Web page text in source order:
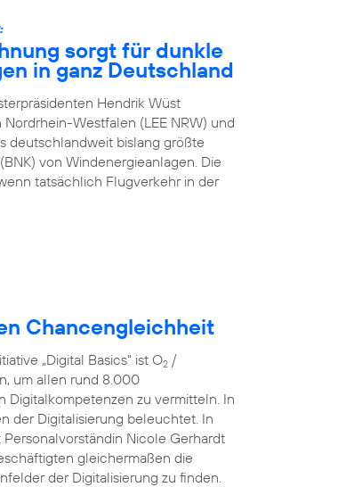
sorgt für dunkle
in ganz Deutschland
Hendrik Wüst
Westfalen (LEE NRW) und
deutschlandweit bislang größte
von Windenergieanlagen. Die
tatsächlich Flugverkehr in der
Chancengleichheit
„Digital Basics“ ist O2 /
um allen rund 8.000
Digitalkompetenzen zu vermitteln. In
der Digitalisierung beleuchtet. In
Nicole Gerhardt
gleichermaßen die
der Digitalisierung zu finden.